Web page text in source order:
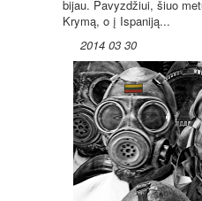
bijau. Pavyzdžiui, šiuo
Krymą, o į Ispaniją...
2014 03 30